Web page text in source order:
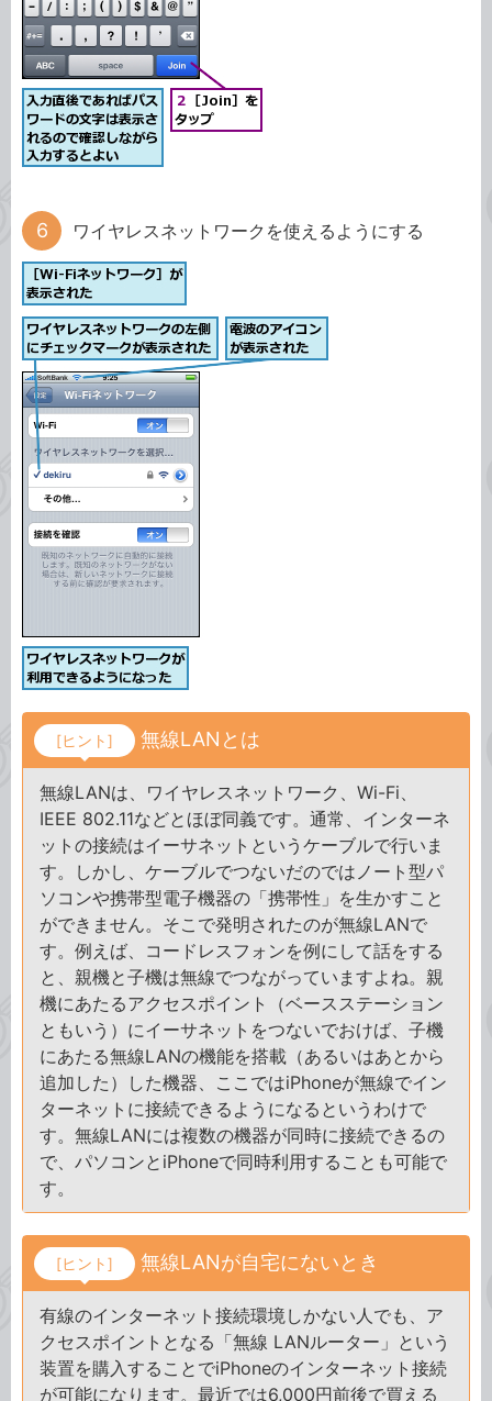
ワイヤレスネットワークを使えるようにする
[ヒント] 無線LANとは
無線LANは、ワイヤレスネットワーク、Wi-Fi、
IEEE 802.11などとほぼ同義です。通常、インターネ
ットの接続はイーサネットというケーブルで行いま
す。しかし、ケーブルでつないだのではノート型パ
ソコンや携帯型電子機器の「携帯性」を生かすこと
ができません。そこで発明されたのが無線LANで
す。例えば、コードレスフォンを例にして話をする
と、親機と子機は無線でつながっていますよね。親
機にあたるアクセスポイント（ベースステーション
ともいう）にイーサネットをつないでおけば、子機
にあたる無線LANの機能を搭載（あるいはあとから
追加した）した機器、ここではiPhoneが無線でイン
ターネットに接続できるようになるというわけで
す。無線LANには複数の機器が同時に接続できるの
で、パソコンとiPhoneで同時利用することも可能で
す。
[ヒント] 無線LANが自宅にないとき
有線のインターネット接続環境しかない人でも、ア
クセスポイントとなる「無線 LANルーター」という
装置を購入することでiPhoneのインターネット接続
が可能になります。最近では6,000円前後で買える